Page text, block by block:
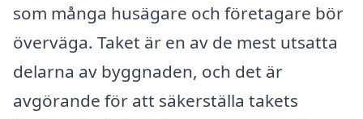
som många husägare och företagare bör
överväga. Taket är en av de mest utsatta
delarna av byggnaden, och det är
avgörande för att säkerställa takets